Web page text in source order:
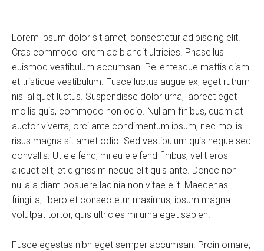
Lorem ipsum dolor sit amet, consectetur adipiscing elit.
Cras commodo lorem ac blandit ultricies. Phasellus
euismod vestibulum accumsan. Pellentesque mattis diam
et tristique vestibulum. Fusce luctus augue ex, eget rutrum
nisi aliquet luctus. Suspendisse dolor urna, laoreet eget
mollis quis, commodo non odio. Nullam finibus, quam at
auctor viverra, orci ante condimentum ipsum, nec mollis
risus magna sit amet odio. Sed vestibulum quis neque sed
convallis. Ut eleifend, mi eu eleifend finibus, velit eros
aliquet elit, et dignissim neque elit quis ante. Donec non
nulla a diam posuere lacinia non vitae elit. Maecenas
fringilla, libero et consectetur maximus, ipsum magna
volutpat tortor, quis ultricies mi urna eget sapien.
Fusce egestas nibh eget semper accumsan. Proin ornare,